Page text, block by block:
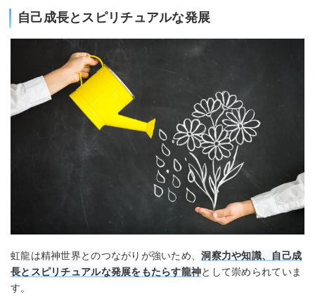
自己成長とスピリチュアルな発展
虹龍は精神世界とのつながりが強いため、洞察力や知識、自己成
長とスピリチュアルな発展をもたらす龍神として崇められていま
す。